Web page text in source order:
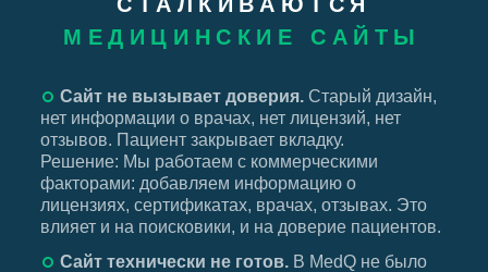
МЕДИЦИНСКИЕ САЙТЫ
Сайт не вызывает доверия. Старый дизайн,
нет информации о врачах, нет лицензий, нет
отзывов. Пациент закрывает вкладку.
Решение: Мы работаем с коммерческими
факторами: добавляем информацию о
лицензиях, сертификатах, врачах, отзывах. Это
влияет и на поисковики, и на доверие пациентов.
Сайт технически не готов. В MedQ не было